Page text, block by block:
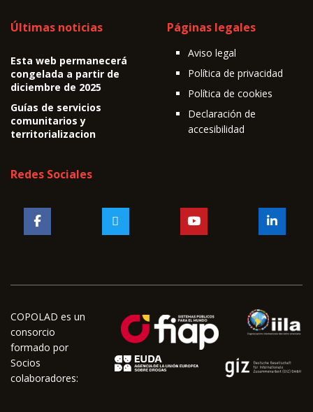
Últimas noticias
Esta web permanecerá
congelada a partir de
diciembre de 2025
Guías de servicios
comunitarios y
territorializacion
Páginas legales
Aviso legal
Política de privacidad
Política de cookies
Declaración de
accesibilidad
Redes Sociales
COPOLAD es un
consorcio
formado por
Socios
colaboradores: